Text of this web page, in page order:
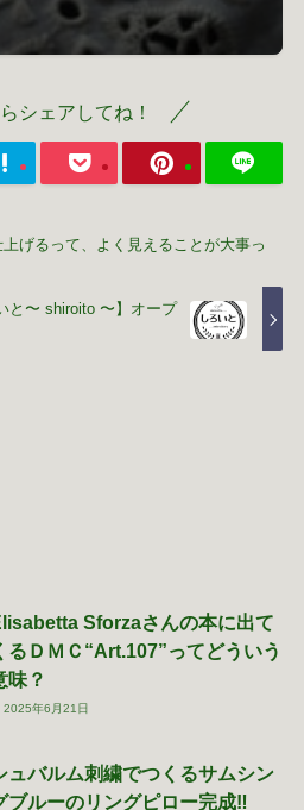
シェアしてね！
げるって、よく見えることが大事っ
と〜 shiroito 〜】オープ
Sforzaさんの本に出て
るＤＭＣ“Art.107”ってどういう
味？
2025年6月21日
ュバルム刺繍でつくるサムシン
ブルーのリングピロー完成‼